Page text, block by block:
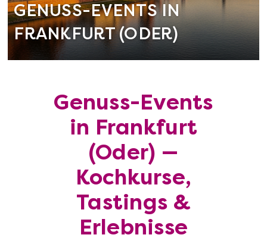
GENUSS-EVENTS IN
FRANKFURT (ODER)
Genuss-Events
in Frankfurt
(Oder) —
Kochkurse,
Tastings &
Erlebnisse